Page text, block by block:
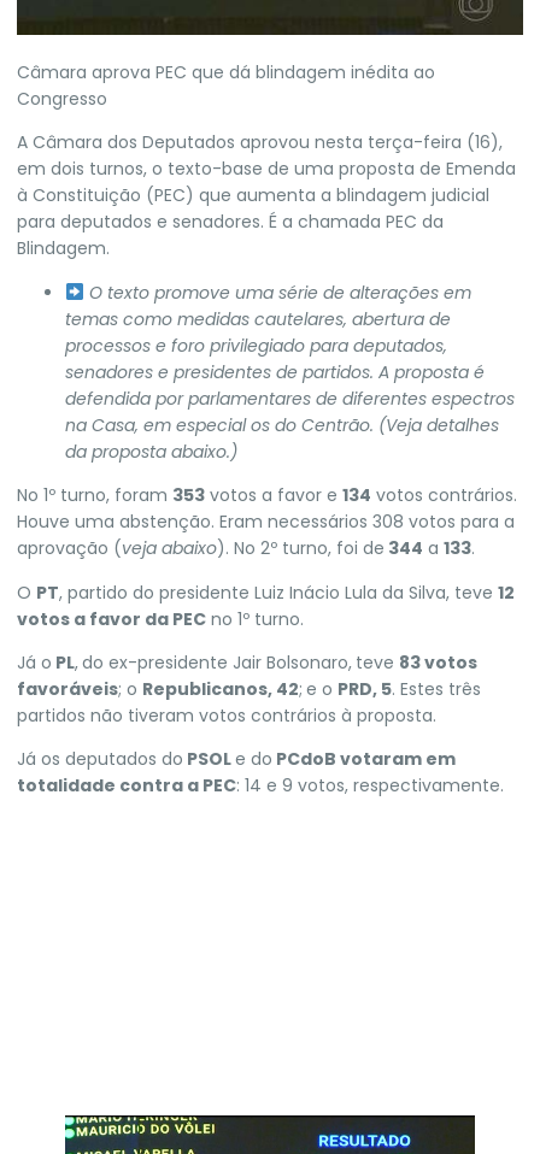
Câmara aprova PEC que dá blindagem inédita ao
Congresso
A Câmara dos Deputados aprovou nesta terça-feira (16),
em dois turnos, o texto-base de uma proposta de Emenda
à Constituição (PEC) que aumenta a blindagem judicial
para deputados e senadores. É a chamada PEC da
Blindagem.
O texto promove uma série de alterações em
temas como medidas cautelares, abertura de
processos e foro privilegiado para deputados,
senadores e presidentes de partidos. A proposta é
defendida por parlamentares de diferentes espectros
na Casa, em especial os do Centrão. (Veja detalhes
da proposta abaixo.)
No 1º turno, foram 353 votos a favor e 134 votos contrários.
Houve uma abstenção. Eram necessários 308 votos para a
aprovação (veja abaixo). No 2º turno, foi de 344 a 133.
O PT, partido do presidente Luiz Inácio Lula da Silva, teve 12
votos a favor da PEC no 1º turno.
Já o PL,do ex-presidente Jair Bolsonaro, teve 83 votos
favoráveis; o Republicanos, 42; e o PRD, 5. Estes três
partidos não tiveram votos contrários à proposta.
Já os deputados do PSOLe do PCdoB votaram em
totalidade contra a PEC: 14 e 9 votos, respectivamente.